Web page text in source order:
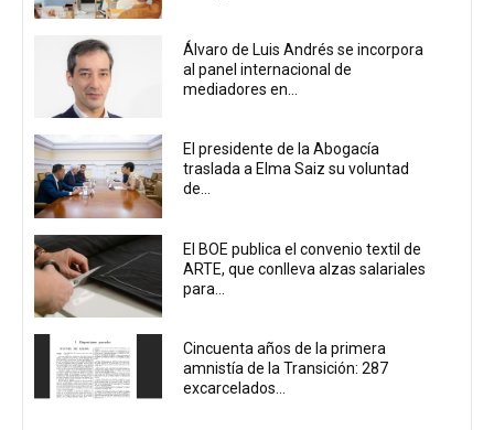
Álvaro de Luis Andrés se incorpora
al panel internacional de
mediadores en...
El presidente de la Abogacía
traslada a Elma Saiz su voluntad
de...
El BOE publica el convenio textil de
ARTE, que conlleva alzas salariales
para...
Cincuenta años de la primera
amnistía de la Transición: 287
excarcelados...